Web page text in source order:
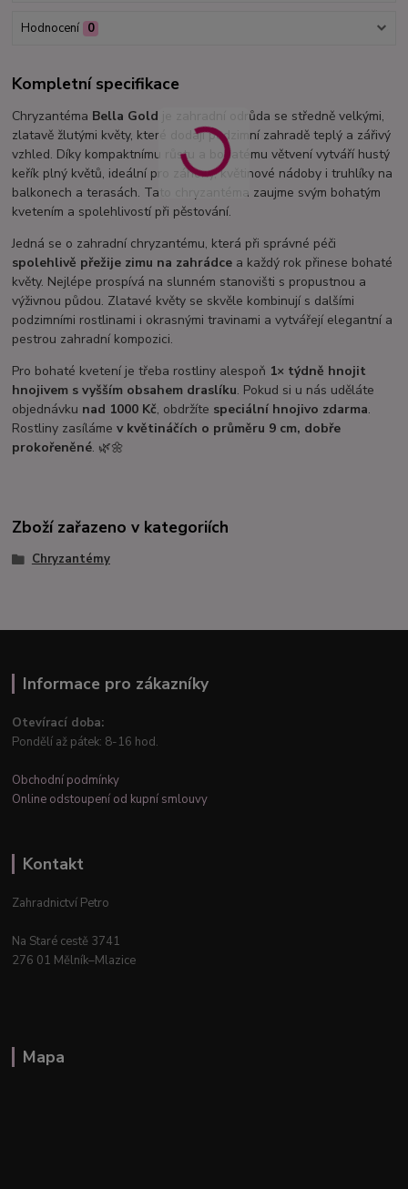
Hodnocení 0
Kompletní specifikace
Chryzantéma Bella Gold je zahradní odrůda se středně velkými,
zlatavě žlutými květy, které dodají podzimní zahradě teplý a zářivý
vzhled. Díky kompaktnímu růstu a bohatému větvení vytváří hustý
keřík plný květů, ideální pro záhony, květinové nádoby i truhlíky na
balkonech a terasách. Tato chryzantéma zaujme svým bohatým
kvetením a spolehlivostí při pěstování.
Jedná se o zahradní chryzantému, která při správné péči
spolehlivě přežije zimu na zahrádce a každý rok přinese bohaté
květy. Nejlépe prospívá na slunném stanovišti s propustnou a
výživnou půdou. Zlatavé květy se skvěle kombinují s dalšími
podzimními rostlinami i okrasnými travinami a vytvářejí elegantní a
pestrou zahradní kompozici.
Pro bohaté kvetení je třeba rostliny alespoň 1× týdně hnojit
hnojivem s vyšším obsahem draslíku. Pokud si u nás uděláte
objednávku nad 1000 Kč, obdržíte speciální hnojivo zdarma.
Rostliny zasílámev květináčích o průměru 9 cm, dobře
prokořeněné. 🌿🌼
Zboží zařazeno v kategoriích
Chryzantémy
Informace pro zákazníky
Otevírací doba:
Pondělí až pátek: 8-16 hod.
Obchodní podmínky
Online odstoupení od kupní smlouvy
Kontakt
Zahradnictví Petro
Na Staré cestě 3741
276 01 Mělník–Mlazice
Mapa